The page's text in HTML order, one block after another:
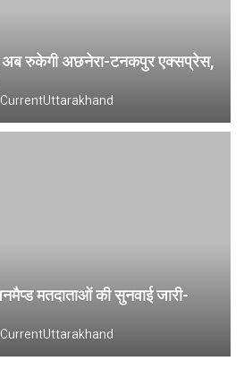
रुकेगी अछनेरा-टनकपुर एक्सप्रेस,
CurrentUttarakhand
मतदाताओं की सुनवाई जारी-
CurrentUttarakhand